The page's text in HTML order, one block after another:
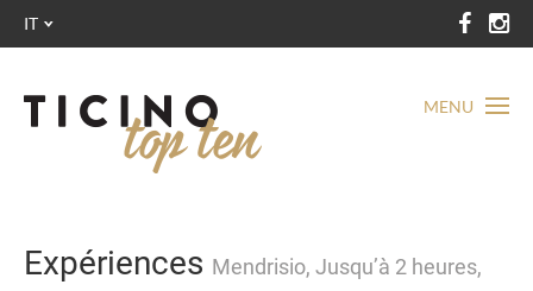
MENU
IT
Expériences Mendrisio, Jusqu’à 2 heures,